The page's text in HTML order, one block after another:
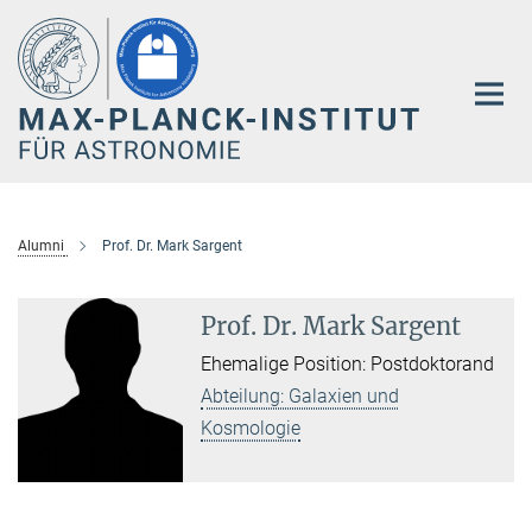
Hauptinhalt
Alumni Prof. Dr. Mark Sargent
Prof. Dr. Mark Sargent
Ehemalige Position: Postdoktorand
Abteilung: Galaxien und
Kosmologie